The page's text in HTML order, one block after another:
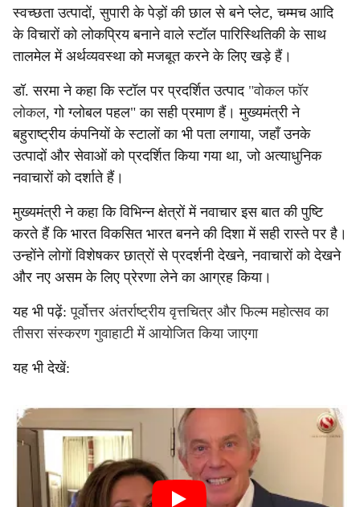
स्वच्छता उत्पादों, सुपारी के पेड़ों की छाल से बने प्लेट, चम्मच आदि
के विचारों को लोकप्रिय बनाने वाले स्टॉल पारिस्थितिकी के साथ
तालमेल में अर्थव्यवस्था को मजबूत करने के लिए खड़े हैं।
डॉ. सरमा ने कहा कि स्टॉल पर प्रदर्शित उत्पाद "वोकल फॉर
लोकल, गो ग्लोबल पहल" का सही प्रमाण हैं। मुख्यमंत्री ने
बहुराष्ट्रीय कंपनियों के स्टालों का भी पता लगाया, जहाँ उनके
उत्पादों और सेवाओं को प्रदर्शित किया गया था, जो अत्याधुनिक
नवाचारों को दर्शाते हैं।
मुख्यमंत्री ने कहा कि विभिन्न क्षेत्रों में नवाचार इस बात की पुष्टि
करते हैं कि भारत विकसित भारत बनने की दिशा में सही रास्ते पर है।
उन्होंने लोगों विशेषकर छात्रों से प्रदर्शनी देखने, नवाचारों को देखने
और नए असम के लिए प्रेरणा लेने का आग्रह किया।
यह भी पढ़ें:पूर्वोत्तर अंतर्राष्ट्रीय वृत्तचित्र और फिल्म महोत्सव का
तीसरा संस्करण गुवाहाटी में आयोजित किया जाएगा
यह भी देखें: